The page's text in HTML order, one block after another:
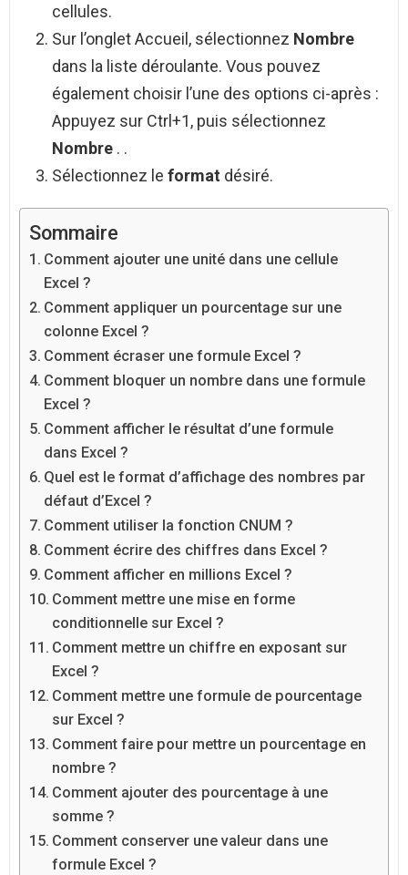
cellules.
Sur l’onglet Accueil, sélectionnez Nombre
dans la liste déroulante. Vous pouvez
également choisir l’une des options ci-après :
Appuyez sur Ctrl+1, puis sélectionnez
Nombre . .
Sélectionnez le format désiré.
Sommaire
Comment ajouter une unité dans une cellule
Excel ?
Comment appliquer un pourcentage sur une
colonne Excel ?
Comment écraser une formule Excel ?
Comment bloquer un nombre dans une formule
Excel ?
Comment afficher le résultat d’une formule
dans Excel ?
Quel est le format d’affichage des nombres par
défaut d’Excel ?
Comment utiliser la fonction CNUM ?
Comment écrire des chiffres dans Excel ?
Comment afficher en millions Excel ?
Comment mettre une mise en forme
conditionnelle sur Excel ?
Comment mettre un chiffre en exposant sur
Excel ?
Comment mettre une formule de pourcentage
sur Excel ?
Comment faire pour mettre un pourcentage en
nombre ?
Comment ajouter des pourcentage à une
somme ?
Comment conserver une valeur dans une
formule Excel ?